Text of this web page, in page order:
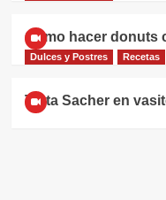
Cómo hacer donuts
Dulces y Postres Recetas
Tarta Sacher en